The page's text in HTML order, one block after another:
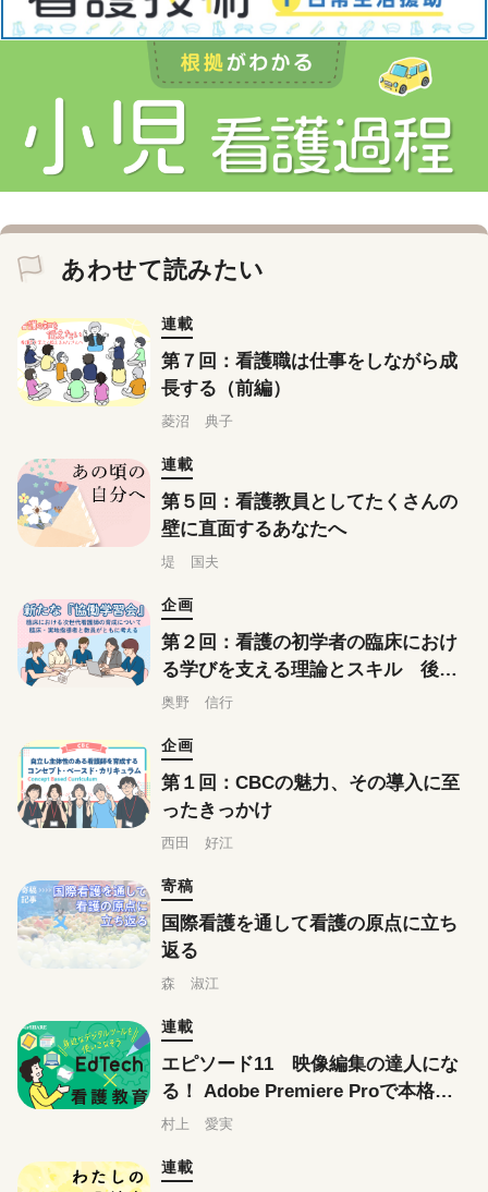
あわせて読みたい
連載
第７回：看護職は仕事をしながら成
長する（前編）
菱沼 典子
連載
第５回：看護教員としてたくさんの
壁に直面するあなたへ
堤 国夫
企画
第２回：看護の初学者の臨床におけ
る学びを支える理論とスキル 後
編：自己効力理論
奥野 信行
企画
第１回：CBCの魅力、その導入に至
ったきっかけ
西田 好江
寄稿
国際看護を通して看護の原点に立ち
返る
森 淑江
連載
エピソード11 映像編集の達人にな
る！ Adobe Premiere Proで本格的
な動画教材を作成する方法（前編）
村上 愛実
連載